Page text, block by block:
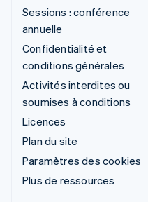
Sessions : conférence
annuelle
Confidentialité et
conditions générales
Activités interdites ou
soumises à conditions
Licences
Plan du site
Paramètres des cookies
Plus de ressources